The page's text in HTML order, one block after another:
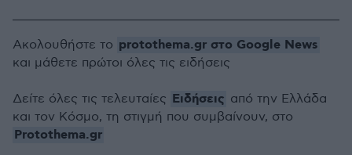
Ακολουθήστε το protothema.gr στο Google News
και μάθετε πρώτοι όλες τις ειδήσεις
Δείτε όλες τις τελευταίες Ειδήσεις από την Ελλάδα
και τον Κόσμο, τη στιγμή που συμβαίνουν, στο
Protothema.gr